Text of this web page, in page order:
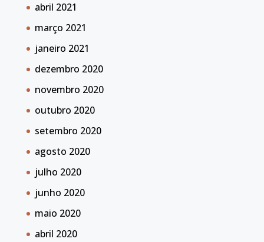
abril 2021
março 2021
janeiro 2021
dezembro 2020
novembro 2020
outubro 2020
setembro 2020
agosto 2020
julho 2020
junho 2020
maio 2020
abril 2020